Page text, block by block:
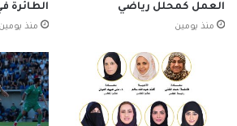
العمل كمحلل رياضي
منذ يومين
الطائرة
منذ يومين